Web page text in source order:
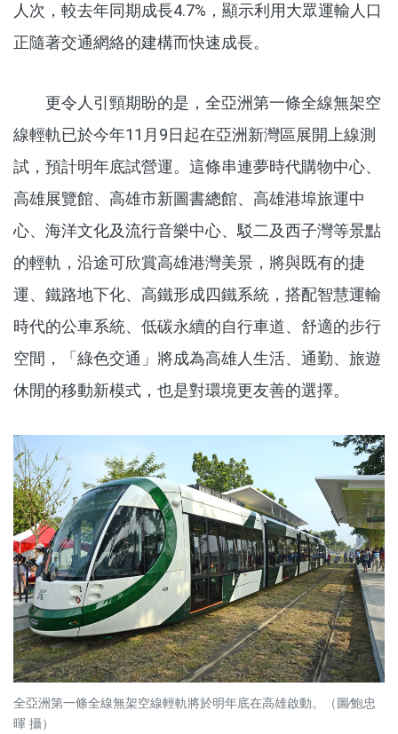
人次，較去年同期成長4.7%，顯示利用大眾運輸人口
正隨著交通網絡的建構而快速成長。
更令人引頸期盼的是，全亞洲第一條全線無架空
線輕軌已於今年11月9日起在亞洲新灣區展開上線測
試，預計明年底試營運。這條串連夢時代購物中心、
高雄展覽館、高雄市新圖書總館、高雄港埠旅運中
心、海洋文化及流行音樂中心、駁二及西子灣等景點
的輕軌，沿途可欣賞高雄港灣美景，將與既有的捷
運、鐵路地下化、高鐵形成四鐵系統，搭配智慧運輸
時代的公車系統、低碳永續的自行車道、舒適的步行
空間，「綠色交通」將成為高雄人生活、通勤、旅遊
休閒的移動新模式，也是對環境更友善的選擇。
全亞洲第一條全線無架空線輕軌將於明年底在高雄啟動。（圖∕鮑忠
暉 攝）